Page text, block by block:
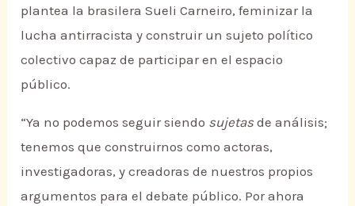
plantea la brasilera Sueli Carneiro, feminizar la
lucha antirracista y construir un sujeto político
colectivo capaz de participar en el espacio
público.
“Ya no podemos seguir siendo sujetas de análisis;
tenemos que construirnos como actoras,
investigadoras, y creadoras de nuestros propios
argumentos para el debate público. Por ahora